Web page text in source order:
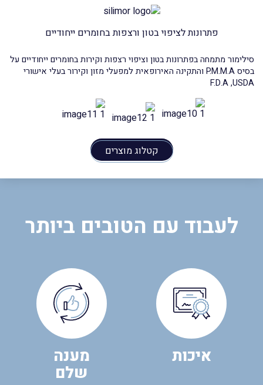
פתרונות לציפוי בטון ורצפות בחומרים ייחודיים
סילימור מתמחה בפתרונות בטון וציפוי רצפות וקירות בחומרים ייחודיים על
בסיס P.M.M.A והתקינה האירופאית למפעלי מזון וקירור בעלי אישורי
F.D.A ,USDA
קטלוג מוצרים
לעבוד עם הטובים ביותר
איכות מענה
שלם